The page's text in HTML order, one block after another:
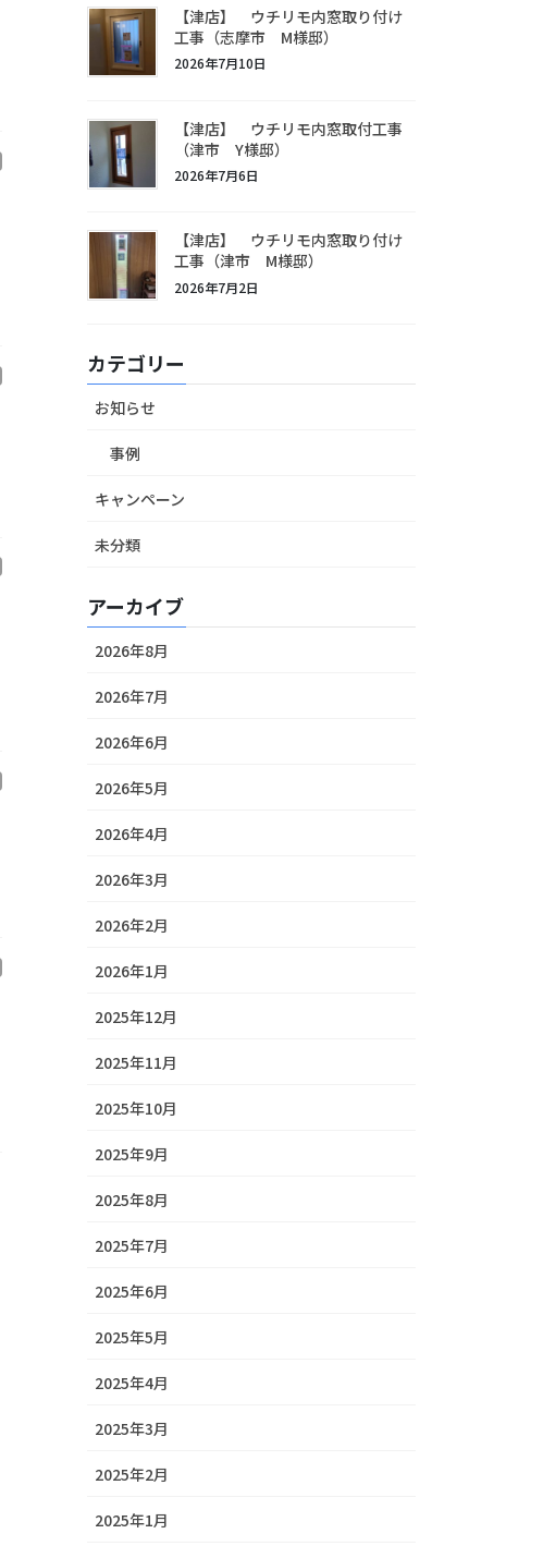
【津店】 ウチリモ内窓取り付け
工事（志摩市 M様邸）
2026年7月10日
【津店】 ウチリモ内窓取付工事
（津市 Y様邸）
2026年7月6日
【津店】 ウチリモ内窓取り付け
工事（津市 M様邸）
2026年7月2日
カテゴリー
お知らせ
事例
キャンペーン
未分類
アーカイブ
2026年8月
2026年7月
2026年6月
2026年5月
2026年4月
2026年3月
2026年2月
2026年1月
2025年12月
2025年11月
2025年10月
2025年9月
2025年8月
2025年7月
2025年6月
2025年5月
2025年4月
2025年3月
2025年2月
2025年1月